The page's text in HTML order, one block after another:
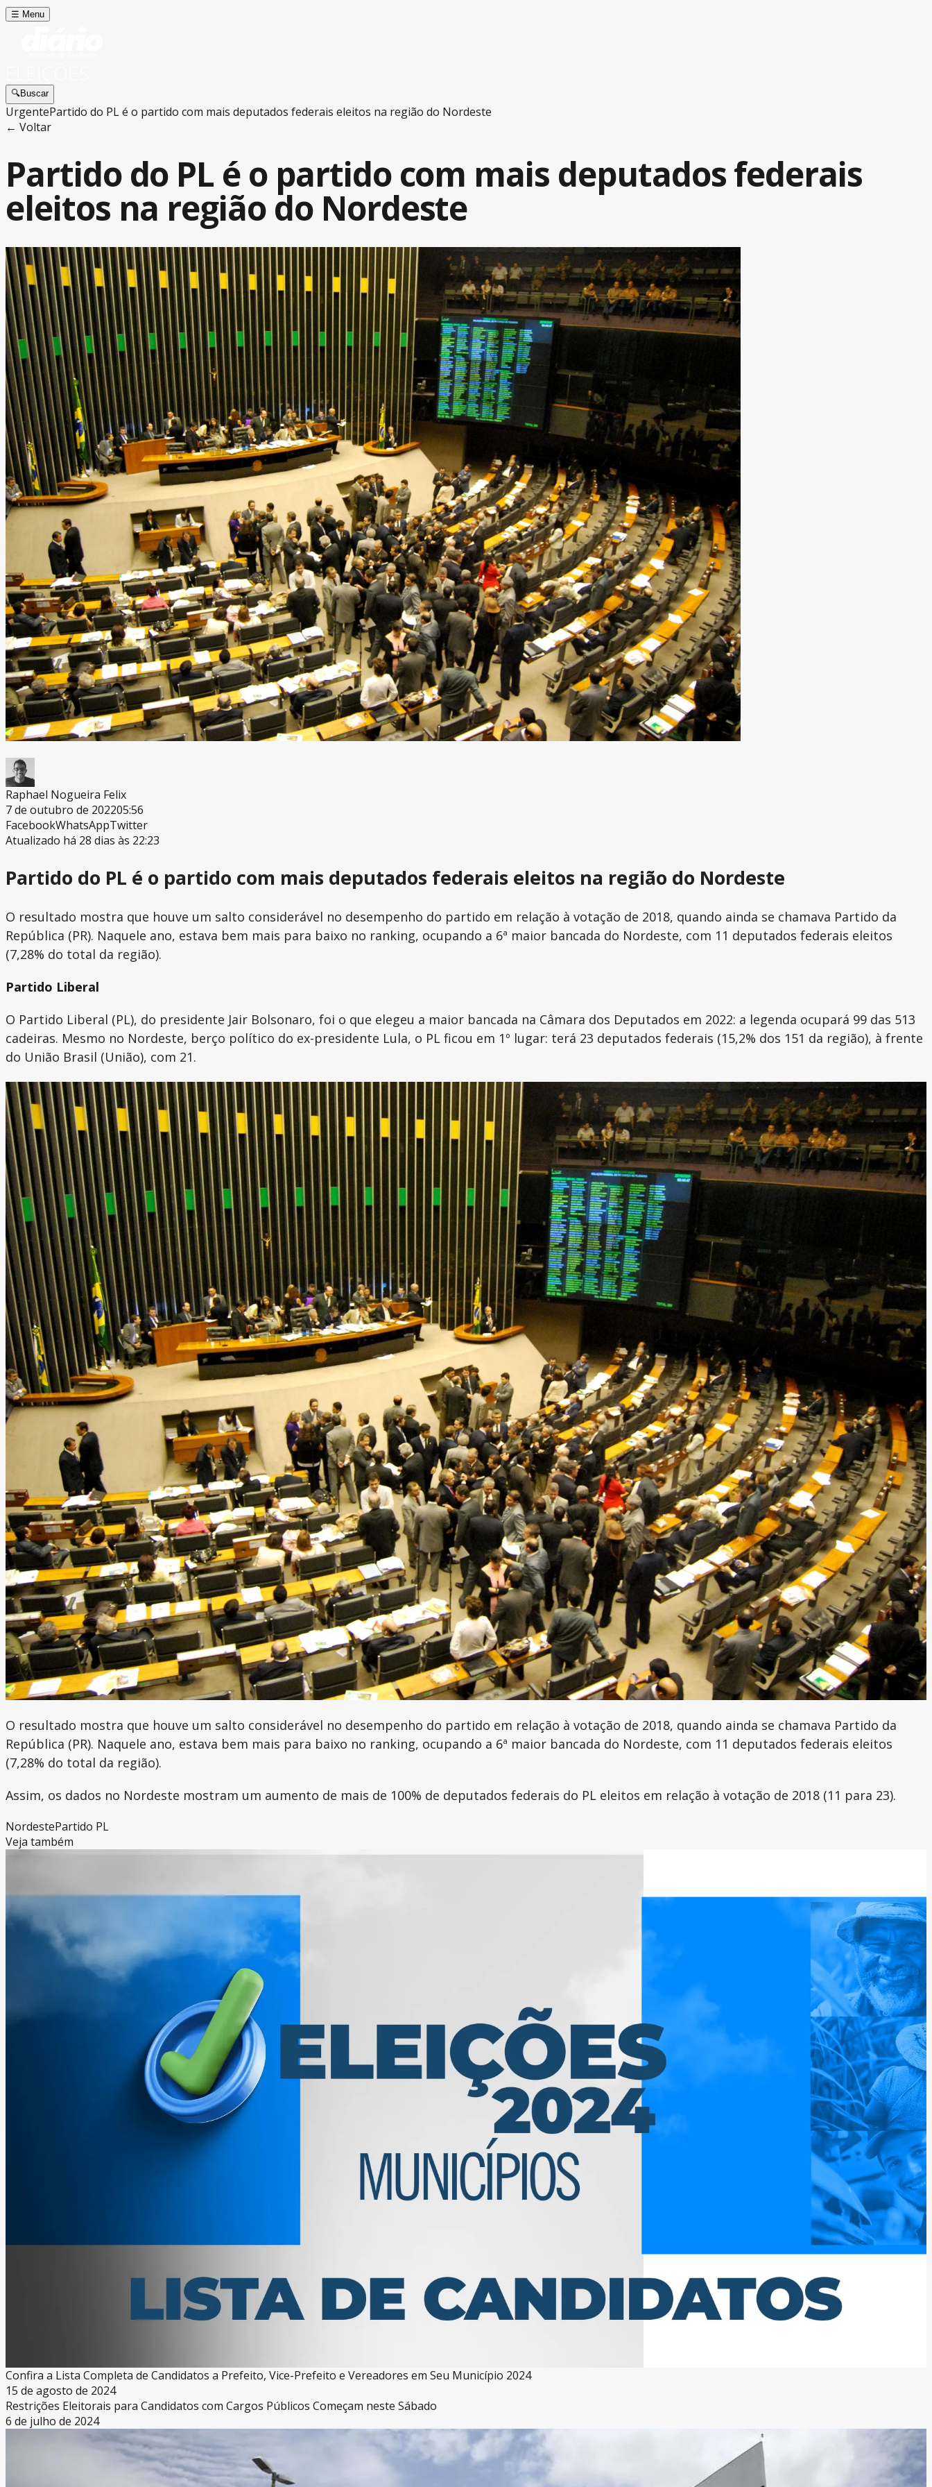
☰ Menu
🔍Buscar
UrgentePartido do PL é o partido com mais deputados federais eleitos na região do Nordeste
← Voltar
Partido do PL é o partido com mais deputados federais
eleitos na região do Nordeste
Raphael Nogueira Felix
7 de outubro de 202205:56
FacebookWhatsAppTwitter
Atualizado há 28 dias às 22:23
Partido do PL é o partido com mais deputados federais eleitos na região do Nordeste
O resultado mostra que houve um salto considerável no desempenho do partido em relação à votação de 2018, quando ainda se chamava Partido da
República (PR). Naquele ano, estava bem mais para baixo no ranking, ocupando a 6ª maior bancada do Nordeste, com 11 deputados federais eleitos
(7,28% do total da região).
Partido Liberal
O Partido Liberal (PL), do presidente Jair Bolsonaro, foi o que elegeu a maior bancada na Câmara dos Deputados em 2022: a legenda ocupará 99 das 513
cadeiras. Mesmo no Nordeste, berço político do ex-presidente Lula, o PL ficou em 1º lugar: terá 23 deputados federais (15,2% dos 151 da região), à frente
do União Brasil (União), com 21.
O resultado mostra que houve um salto considerável no desempenho do partido em relação à votação de 2018, quando ainda se chamava Partido da
República (PR). Naquele ano, estava bem mais para baixo no ranking, ocupando a 6ª maior bancada do Nordeste, com 11 deputados federais eleitos
(7,28% do total da região).
Assim, os dados no Nordeste mostram um aumento de mais de 100% de deputados federais do PL eleitos em relação à votação de 2018 (11 para 23).
NordestePartido PL
Veja também
Confira a Lista Completa de Candidatos a Prefeito, Vice-Prefeito e Vereadores em Seu Município 2024
15 de agosto de 2024
Restrições Eleitorais para Candidatos com Cargos Públicos Começam neste Sábado
6 de julho de 2024